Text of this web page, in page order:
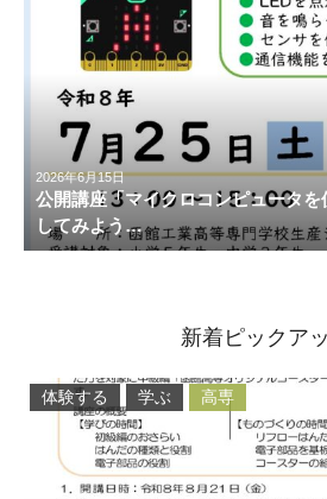
2026年6月15日
公開講座「マイクロコンピュータ
してみよう…
新着ピックア
体験する 学ぶ 高専